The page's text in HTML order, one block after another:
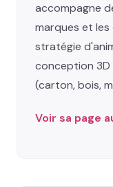
accompagne
marques et
stratégie
conception
(carton, bois,
Voir sa page